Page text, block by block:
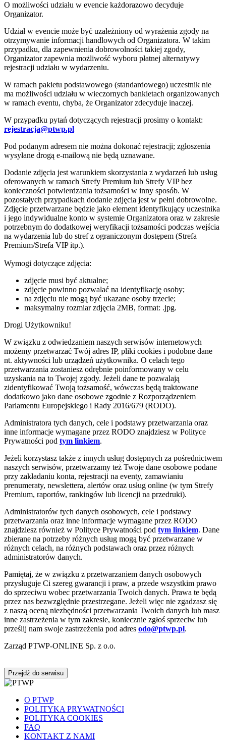
O możliwości udziału w evencie każdorazowo decyduje
Organizator.
Udział w evencie może być uzależniony od wyrażenia zgody na
otrzymywanie informacji handlowych od Organizatora. W takim
przypadku, dla zapewnienia dobrowolności takiej zgody,
Organizator zapewnia możliwość wyboru płatnej alternatywy
rejestracji udziału w wydarzeniu.
W ramach pakietu podstawowego (standardowego) uczestnik nie
ma możliwości udziału w wieczornych bankietach organizowanych
w ramach eventu, chyba, że Organizator zdecyduje inaczej.
W przypadku pytań dotyczących rejestracji prosimy o kontakt:
rejestracja@ptwp.pl
Pod podanym adresem nie można dokonać rejestracji; zgłoszenia
wysyłane drogą e-mailową nie będą uznawane.
Dodanie zdjęcia jest warunkiem skorzystania z wydarzeń lub usług
oferowanych w ramach Strefy Premium lub Strefy VIP bez
konieczności potwierdzania tożsamości w inny sposób. W
pozostałych przypadkach dodanie zdjęcia jest w pełni dobrowolne.
Zdjęcie przetwarzane będzie jako element identyfikujący uczestnika
i jego indywidualne konto w systemie Organizatora oraz w zakresie
potrzebnym do dodatkowej weryfikacji tożsamości podczas wejścia
na wydarzenia lub do stref z ograniczonym dostępem (Strefa
Premium/Strefa VIP itp.).
Wymogi dotyczące zdjęcia:
zdjęcie musi być aktualne;
zdjęcie powinno pozwalać na identyfikację osoby;
na zdjęciu nie mogą być ukazane osoby trzecie;
maksymalny rozmiar zdjęcia 2MB, format: .jpg.
Drogi Użytkowniku!
W związku z odwiedzaniem naszych serwisów internetowych
możemy przetwarzać Twój adres IP, pliki cookies i podobne dane
nt. aktywności lub urządzeń użytkownika. O celach tego
przetwarzania zostaniesz odrębnie poinformowany w celu
uzyskania na to Twojej zgody. Jeżeli dane te pozwalają
zidentyfikować Twoją tożsamość, wówczas będą traktowane
dodatkowo jako dane osobowe zgodnie z Rozporządzeniem
Parlamentu Europejskiego i Rady 2016/679 (RODO).
Administratora tych danych, cele i podstawy przetwarzania oraz
inne informacje wymagane przez RODO znajdziesz w Polityce
Prywatności pod tym linkiem.
Jeżeli korzystasz także z innych usług dostępnych za pośrednictwem
naszych serwisów, przetwarzamy też Twoje dane osobowe podane
przy zakładaniu konta, rejestracji na eventy, zamawianiu
prenumeraty, newslettera, alertów oraz usług online (w tym Strefy
Premium, raportów, rankingów lub licencji na przedruki).
Administratorów tych danych osobowych, cele i podstawy
przetwarzania oraz inne informacje wymagane przez RODO
znajdziesz również w Polityce Prywatności pod tym linkiem. Dane
zbierane na potrzeby różnych usług mogą być przetwarzane w
różnych celach, na różnych podstawach oraz przez różnych
administratorów danych.
Pamiętaj, że w związku z przetwarzaniem danych osobowych
przysługuje Ci szereg gwarancji i praw, a przede wszystkim prawo
do sprzeciwu wobec przetwarzania Twoich danych. Prawa te będą
przez nas bezwzględnie przestrzegane. Jeżeli więc nie zgadzasz się
z naszą oceną niezbędności przetwarzania Twoich danych lub masz
inne zastrzeżenia w tym zakresie, koniecznie zgłoś sprzeciw lub
prześlij nam swoje zastrzeżenia pod adres odo@ptwp.pl.
Zarząd PTWP-ONLINE Sp. z o.o.
Przejdź do serwisu
O PTWP
POLITYKA PRYWATNOŚCI
POLITYKA COOKIES
FAQ
KONTAKT Z NAMI